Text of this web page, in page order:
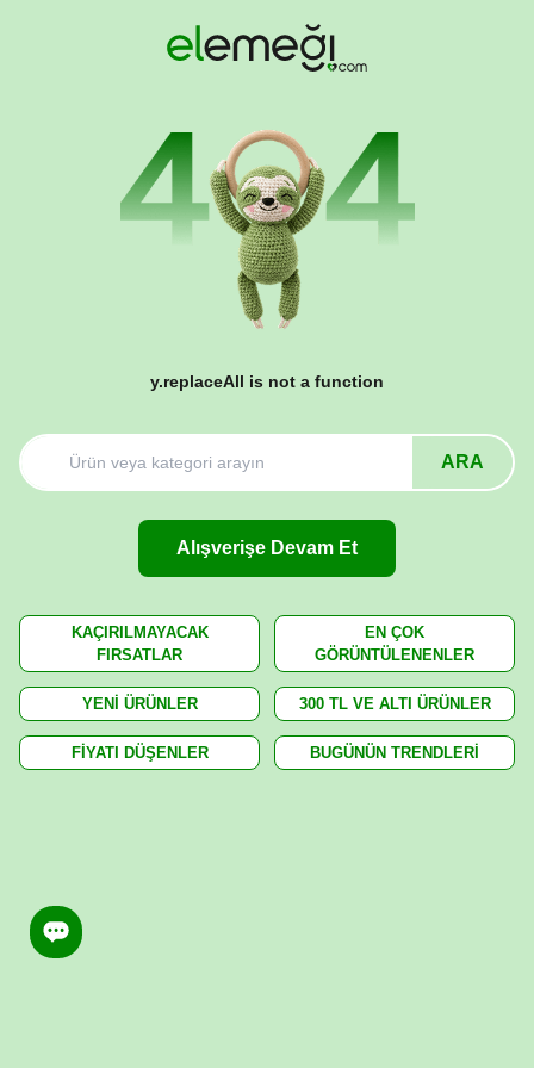
y.replaceAll is not a function
ARA
Alışverişe Devam Et
KAÇIRILMAYACAK
FIRSATLAR
EN ÇOK
GÖRÜNTÜLENENLER
YENİ ÜRÜNLER 300 TL VE ALTI ÜRÜNLER
FİYATI DÜŞENLER BUGÜNÜN TRENDLERİ